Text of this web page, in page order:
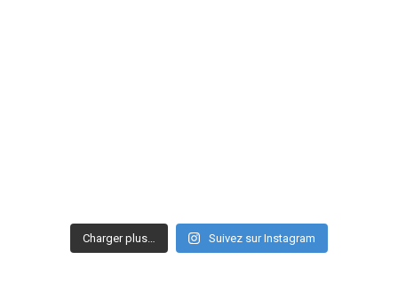
Charger plus… Suivez sur Instagram